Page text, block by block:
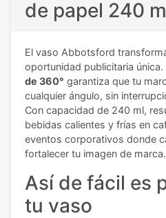
de papel 240
El vaso Abbotsford
oportunidad publicitaria única.
de 360° garantiza que tu
cualquier ángulo, sin
Con capacidad de 240 ml,
bebidas calientes y frías en
eventos corporativos donde
fortalecer tu imagen de marca.
Así de fácil es
tu vaso